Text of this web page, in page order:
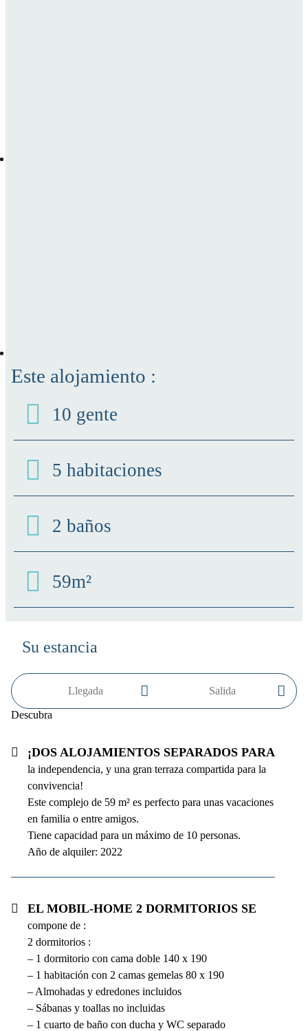
Este alojamiento :
10 gente
5 habitaciones
2 baños
59m²
¡Dos alojamientos separados para
la independencia, y una gran terraza compartida para la
convivencia!
Este complejo de 59 m² es perfecto para unas vacaciones
en familia o entre amigos.
Tiene capacidad para un máximo de 10 personas.
Año de alquiler: 2022
El mobil-home 2 dormitorios se
compone de :
2 dormitorios :
– 1 dormitorio con cama doble 140 x 190
– 1 habitación con 2 camas gemelas 80 x 190
– Almohadas y edredones incluidos
– Sábanas y toallas no incluidas
– 1 cuarto de baño con ducha y WC separado
Su estancia
Descubra